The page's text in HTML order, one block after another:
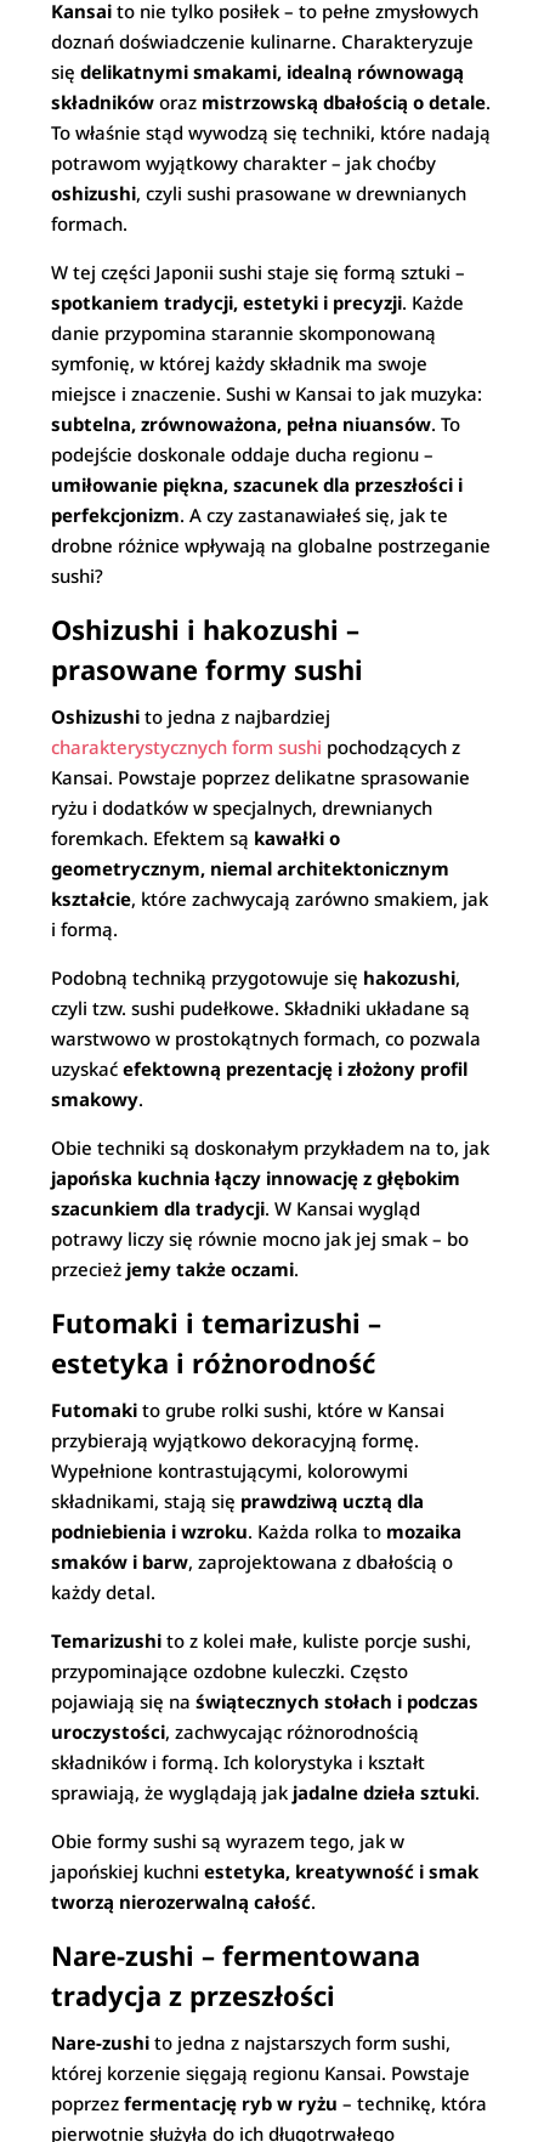
Kansai to nie tylko posiłek – to pełne zmysłowych
doznań doświadczenie kulinarne. Charakteryzuje
siędelikatnymi smakami, idealną równowagą
składników oraz mistrzowską dbałością o detale.
To właśnie stąd wywodzą się techniki, które nadają
potrawom wyjątkowy charakter – jak choćby
oshizushi, czyli sushi prasowane w drewnianych
formach.
W tej części Japonii sushi staje się formą sztuki –
spotkaniem tradycji, estetyki i precyzji. Każde
danie przypomina starannie skomponowaną
symfonię, w której każdy składnik ma swoje
miejsce i znaczenie. Sushi w Kansai to jak muzyka:
subtelna, zrównoważona, pełna niuansów. To
podejście doskonale oddaje ducha regionu –
umiłowanie piękna, szacunek dla przeszłości i
perfekcjonizm. A czy zastanawiałeś się, jak te
drobne różnice wpływają na globalne postrzeganie
sushi?
Oshizushi i hakozushi –
prasowane formy sushi
Oshizushi to jedna z najbardziej
charakterystycznych form sushi pochodzących z
Kansai. Powstaje poprzez delikatne sprasowanie
ryżu i dodatków w specjalnych, drewnianych
foremkach. Efektem są kawałki o
geometrycznym, niemal architektonicznym
kształcie, które zachwycają zarówno smakiem, jak
i formą.
Podobną techniką przygotowuje się hakozushi,
czyli tzw. sushi pudełkowe. Składniki układane są
warstwowo w prostokątnych formach, co pozwala
uzyskaćefektowną prezentację i złożony profil
smakowy.
Obie techniki są doskonałym przykładem na to, jak
japońska kuchnia łączy innowację z głębokim
szacunkiem dla tradycji. W Kansai wygląd
potrawy liczy się równie mocno jak jej smak – bo
przecież jemy także oczami.
Futomaki i temarizushi –
estetyka i różnorodność
Futomaki to grube rolki sushi, które w Kansai
przybierają wyjątkowo dekoracyjną formę.
Wypełnione kontrastującymi, kolorowymi
składnikami, stają się prawdziwą ucztą dla
podniebienia i wzroku. Każda rolka to mozaika
smaków i barw, zaprojektowana z dbałością o
każdy detal.
Temarizushi to z kolei małe, kuliste porcje sushi,
przypominające ozdobne kuleczki. Często
pojawiają się naświątecznych stołach i podczas
uroczystości, zachwycając różnorodnością
składników i formą. Ich kolorystyka i kształt
sprawiają, że wyglądają jak jadalne dzieła sztuki.
Obie formy sushi są wyrazem tego, jak w
japońskiej kuchniestetyka, kreatywność i smak
tworzą nierozerwalną całość.
Nare-zushi – fermentowana
tradycja z przeszłości
Nare-zushi to jedna z najstarszych form sushi,
której korzenie sięgają regionu Kansai. Powstaje
poprzezfermentację ryb w ryżu – technikę, która
pierwotnie służyła do ich długotrwałego